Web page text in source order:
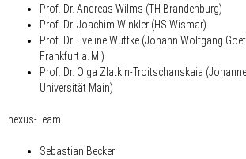
Prof. Dr. Andreas Wilms (TH Brandenburg)
Prof. Dr. Joachim Winkler (HS Wismar)
Prof. Dr. Eveline Wuttke (Johann Wolfgang
Frankfurt a. M.)
Prof. Dr. Olga Zlatkin-Troitschanskaia
Universität Main)
nexus-Team
Sebastian Becker